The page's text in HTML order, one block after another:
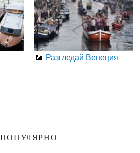
Разгледай Венеция
ПОПУЛЯРНО